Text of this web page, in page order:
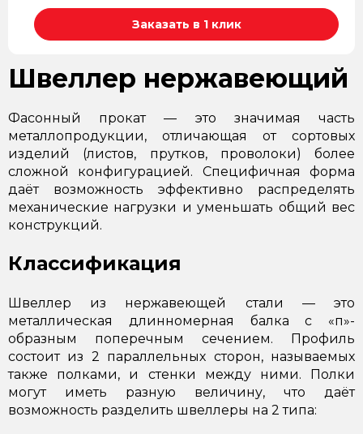
Заказать в 1 клик
Швеллер нержавеющий
Фасонный прокат — это значимая часть
металлопродукции, отличающая от сортовых
изделий (листов, прутков, проволоки) более
сложной конфигурацией. Специфичная форма
даёт возможность эффективно распределять
механические нагрузки и уменьшать общий вес
конструкций.
Классификация
Швеллер из нержавеющей стали — это
металлическая длинномерная балка с «п»-
образным поперечным сечением. Профиль
состоит из 2 параллельных сторон, называемых
также полками, и стенки между ними. Полки
могут иметь разную величину, что даёт
возможность разделить швеллеры на 2 типа: